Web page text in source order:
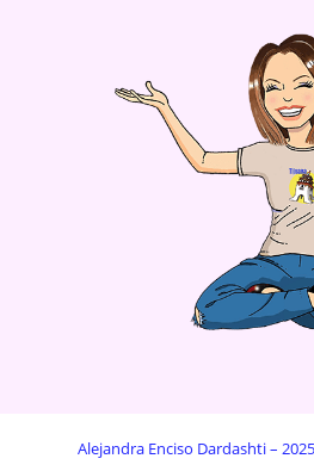
Alejandra Enciso Dardashti –